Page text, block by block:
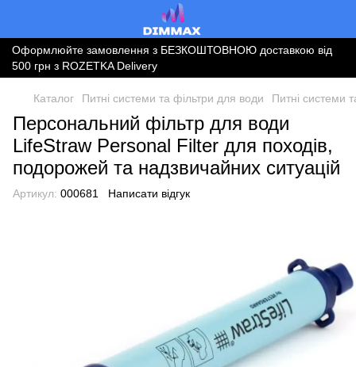
Оформлюйте замовлення з БЕЗКОШТОВНОЮ доставкою від
500 грн з ROZETKA Delivery
Каталог Питні системи та фільтри для води Питні системи
Персональний фільтр для води
LifeStraw Personal Filter для походів,
подорожей та надзвичайних ситуацій
Артикул: 000681 Написати відгук